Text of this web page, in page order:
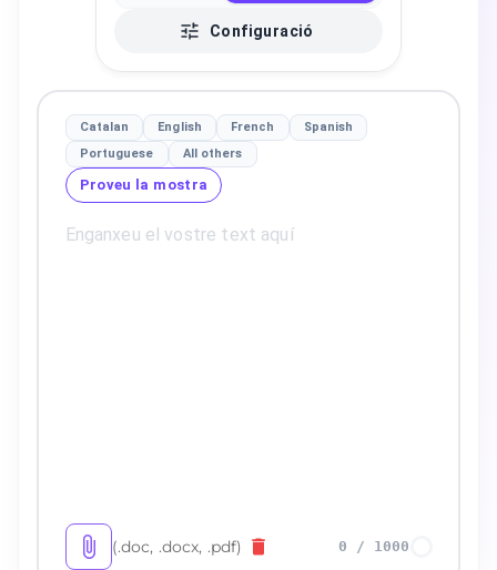
Configuració
Catalan English French
Spanish
Portuguese
All others
Proveu la mostra
(.doc, .docx, .pdf) 0 / 1000